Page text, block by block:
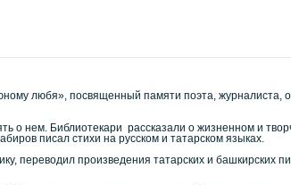
любя», посвященный памяти поэта, журналиста,
о нем. Библиотекари рассказали о жизненном и
писал стихи на русском и татарском языках.
переводил произведения татарских и башкирских